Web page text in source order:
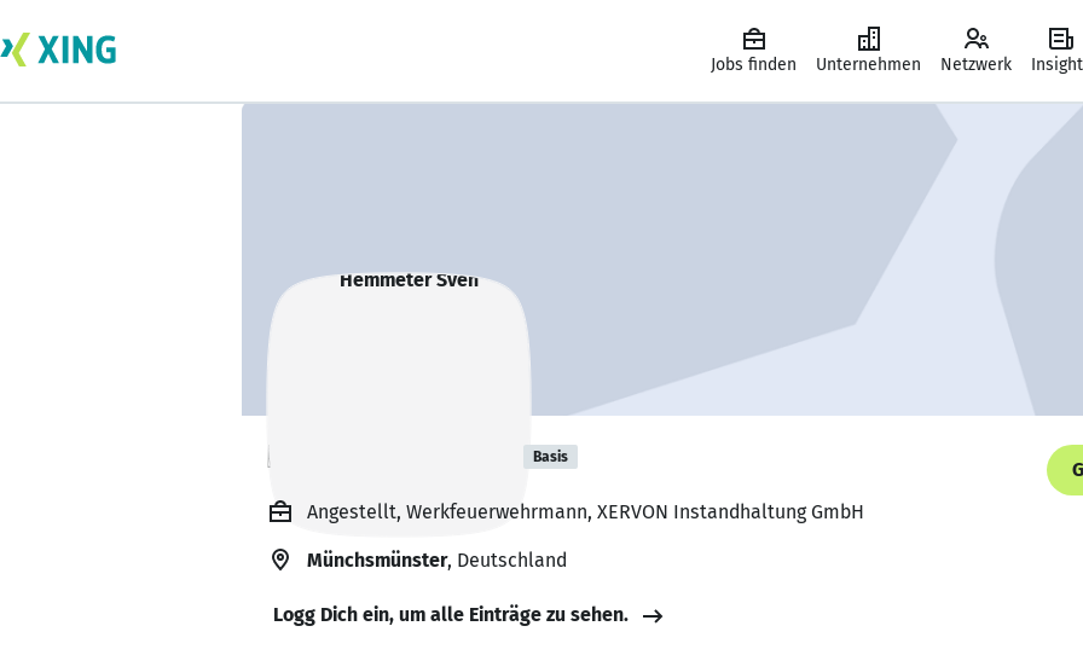
Jobs finden Unternehmen Netzwerk
Hemmeter Sven Basis
Angestellt, Werkfeuerwehrmann, XERVON Instandhaltung GmbH
Münchsmünster, Deutschland
Logg Dich ein, um alle Einträge zu sehen.